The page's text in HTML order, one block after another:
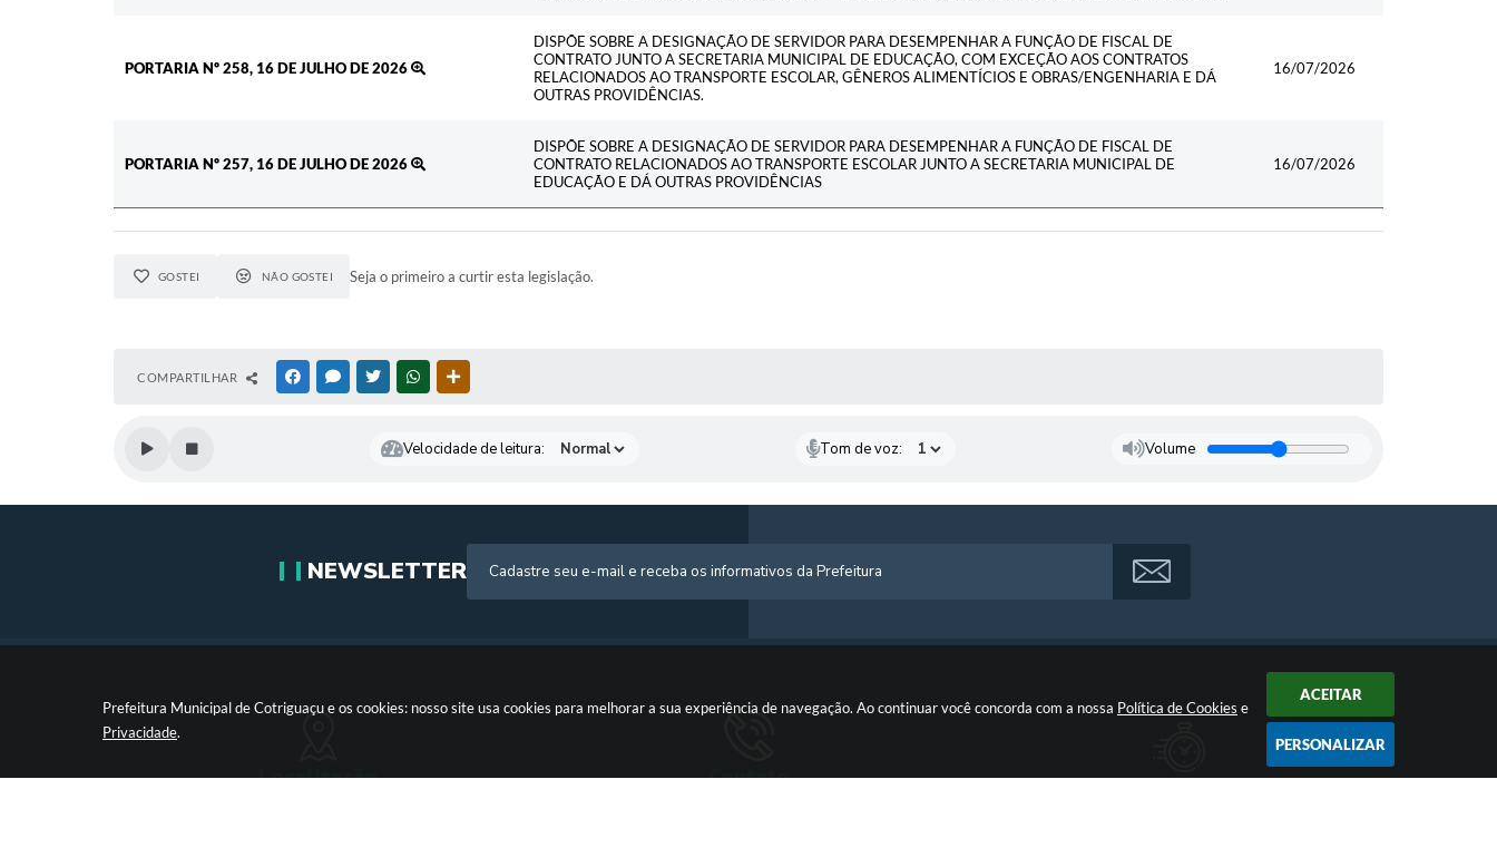
Prefeitura Municipal de Cotriguaçu e os cookies: nosso site usa cookies para melhorar a sua experiência de navegação. Ao continuar você concorda com a nossa Política de Cookies e
Privacidade.
ACEITAR
PERSONALIZAR
PORTARIA Nº 258, 16 DE JULHO DE 2026
DISPÕE SOBRE A DESIGNAÇÃO DE SERVIDOR PARA DESEMPENHAR A FUNÇÃO DE FISCAL DE
CONTRATO JUNTO A SECRETARIA MUNICIPAL DE EDUCAÇÃO, COM EXCEÇÃO AOS CONTRATOS
RELACIONADOS AO TRANSPORTE ESCOLAR, GÊNEROS ALIMENTÍCIOS E OBRAS/ENGENHARIA E DÁ
OUTRAS PROVIDÊNCIAS.
16/07/2026
PORTARIA Nº 257, 16 DE JULHO DE 2026
DISPÕE SOBRE A DESIGNAÇÃO DE SERVIDOR PARA DESEMPENHAR A FUNÇÃO DE FISCAL DE
CONTRATO RELACIONADOS AO TRANSPORTE ESCOLAR JUNTO A SECRETARIA MUNICIPAL DE
EDUCAÇÃO E DÁ OUTRAS PROVIDÊNCIAS
16/07/2026
GOSTEI NÃO GOSTEI Seja o primeiro a curtir esta legislação.
COMPARTILHAR FACEBOOKMESSENGER
TWITTERWHATSAPP
Velocidade de leitura: Tom de voz: Volume
NEWSLETTER
Localização Contato